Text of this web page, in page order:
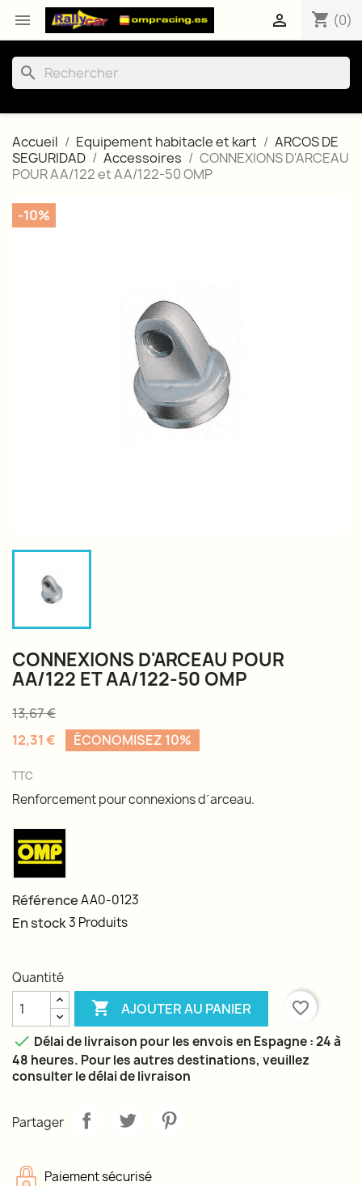
 shopping_cart (0)

search
Accueil Equipement habitacle et kart
ARCOS DE
SEGURIDAD
Accessoires
CONNEXIONS D'ARCEAU
POUR AA/122 et AA/122-50 OMP
-10%
CONNEXIONS D'ARCEAU POUR
AA/122 ET AA/122-50 OMP
13,67 €
12,31 €
ÉCONOMISEZ 10%
TTC
Renforcement pour connexions d´arceau.
RéférenceAA0-0123
En stock3 Produits
Quantité
 AJOUTER AU PANIER
favorite_border
 Délai de livraison pour les envois en Espagne : 24 à
48 heures. Pour les autres destinations, veuillez
consulter le délai de livraison
Partager
Paiement sécurisé